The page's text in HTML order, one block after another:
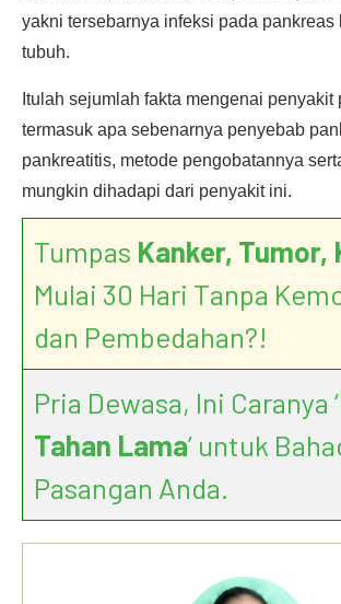
yakni tersebarnya infeksi pada pankreas
tubuh.
Itulah sejumlah fakta mengenai penyakit
termasuk apa sebenarnya penyebab
pankreatitis, metode pengobatannya
mungkin dihadapi dari penyakit ini.
Tumpas Kanker, Tumor,
Mulai 30 Hari Tanpa
dan Pembedahan?!
Pria Dewasa, Ini Caranya ‘
Tahan Lama’ untuk
Pasangan Anda.